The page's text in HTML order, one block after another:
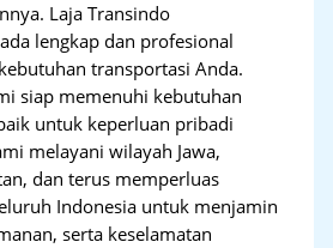
Laja Transindo
lengkap dan profesional
transportasi Anda.
siap memenuhi kebutuhan
untuk keperluan pribadi
melayani wilayah Jawa,
dan terus memperluas
Indonesia untuk menjamin
serta keselamatan